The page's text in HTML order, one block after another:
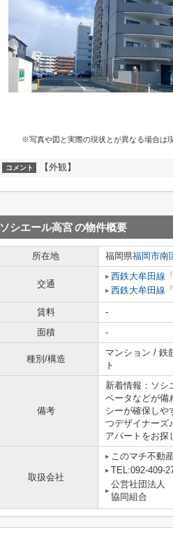
※写真や図と実際の現状とが異なる場合は
コメント 【外観】
ソシエール高宮の物件概要
所在地 福岡県福岡市南
交通
西鉄大牟田線 「
西鉄大牟田線 「
賃料 -
面積
-
種別/構造
マンション / 鉄
ト
備考
新着情報：ソシ
ベータなどが備
シーが確保しや
つデザイナーズ
アパートをお探
取扱会社
このマチ不動
TEL:092-409-
公営社団法人
協同組合